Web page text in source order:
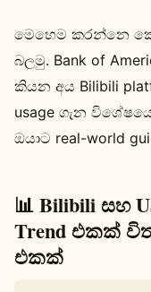
මෙහෙම කරන්නෙ
බලමු. Bank of
කියන අය Bilibili
usage ගැන
ඔයාට real-world
📊 Bilibili සහ
Trend එකක්
එකක්